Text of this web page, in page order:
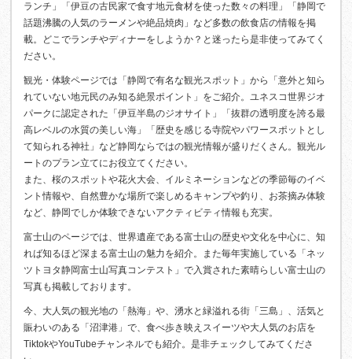
ランチ」「伊豆の古民家で食す地元食材を使った数々の料理」「静岡で
話題沸騰の人気のラーメンや絶品焼肉」など多数の飲食店の情報を掲
載。どこでランチやディナーをしようか？と迷ったら是非使ってみてく
ださい。
観光・体験ページでは「静岡で有名な観光スポット」から「意外と知ら
れていない地元民のみ知る絶景ポイント」をご紹介。ユネスコ世界ジオ
パークに認定された「伊豆半島のジオサイト」「抜群の透明度を誇る最
高レベルの水質の美しい海」「歴史を感じる寺院やパワースポットとし
て知られる神社」など静岡ならではの観光情報が盛りだくさん。観光ル
ートのプラン立てにお役立てください。
また、桜のスポットや花火大会、イルミネーションなどの季節毎のイベ
ント情報や、自然豊かな場所で楽しめるキャンプや釣り、お茶摘み体験
など、静岡でしか体験できないアクティビティ情報も充実。
富士山のページでは、世界遺産である富士山の歴史や文化を中心に、知
れば知るほど深まる富士山の魅力を紹介。また毎年実施している「ネッ
ツトヨタ静岡富士山写真コンテスト」で入賞された素晴らしい富士山の
写真も掲載しております。
今、大人気の観光地の「熱海」や、湧水と緑溢れる街「三島」、活気と
賑わいのある「沼津港」で、食べ歩き映えスイーツや大人気のお店を
TiktokやYouTubeチャンネルでも紹介。是非チェックしてみてくださ